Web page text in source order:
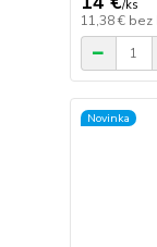
/ks
11,38 € bez
Novinka